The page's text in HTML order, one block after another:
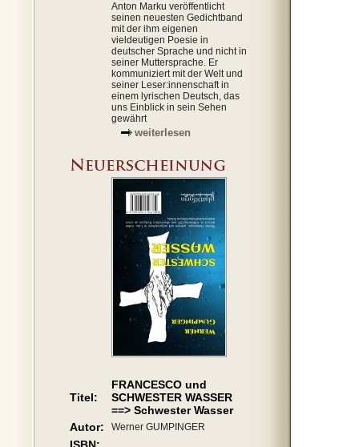
Anton Marku veröffentlicht
seinen neuesten Gedichtband
mit der ihm eigenen
vieldeutigen Poesie in
deutscher Sprache und nicht in
seiner Muttersprache. Er
kommuniziert mit der Welt und
seiner Leser:innenschaft in
einem lyrischen Deutsch, das
uns Einblick in sein Sehen
gewährt
weiterlesen
Titel:
FRANCESCO und
SCHWESTER WASSER
==> Schwester Wasser
Autor:
Werner GUMPINGER